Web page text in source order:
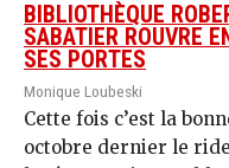
BIBLIOTHÈQUE
SABATIER ROUVRE
SES PORTES
Monique Loubeski
Cette fois c’est la
octobre dernier le